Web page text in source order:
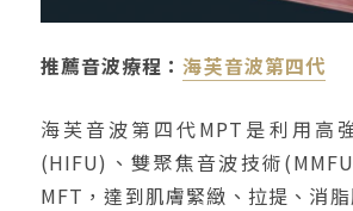
推薦音波療程：海芙音波第四代
海芙音波第四代MPT是利用高
(HIFU)、雙聚焦音波技術
MFT，達到肌膚緊緻、拉提、消